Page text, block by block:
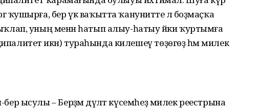
ҡушырға, бер үк ваҡытта ҡануниәтте лә боҙмаҫҡа
уның менән һатып алыу-һатыу йәки ҡуртымға
икән) тураһын­да килешеү төҙөгөҙ һәм милек
бер ысулы – Берҙәм дәүләт күсемһеҙ милек реестрына